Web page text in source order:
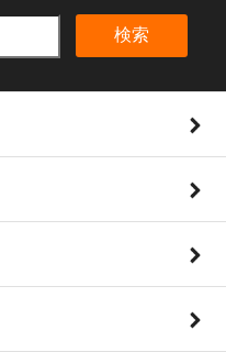
検索